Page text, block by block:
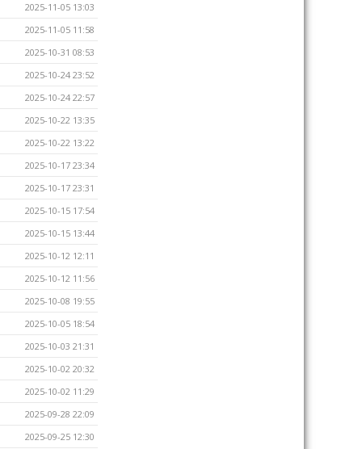
2025-11-05 13:03
2025-11-05 11:58
2025-10-31 08:53
2025-10-24 23:52
2025-10-24 22:57
2025-10-22 13:35
2025-10-22 13:22
2025-10-17 23:34
2025-10-17 23:31
2025-10-15 17:54
2025-10-15 13:44
2025-10-12 12:11
2025-10-12 11:56
2025-10-08 19:55
2025-10-05 18:54
2025-10-03 21:31
2025-10-02 20:32
2025-10-02 11:29
2025-09-28 22:09
2025-09-25 12:30